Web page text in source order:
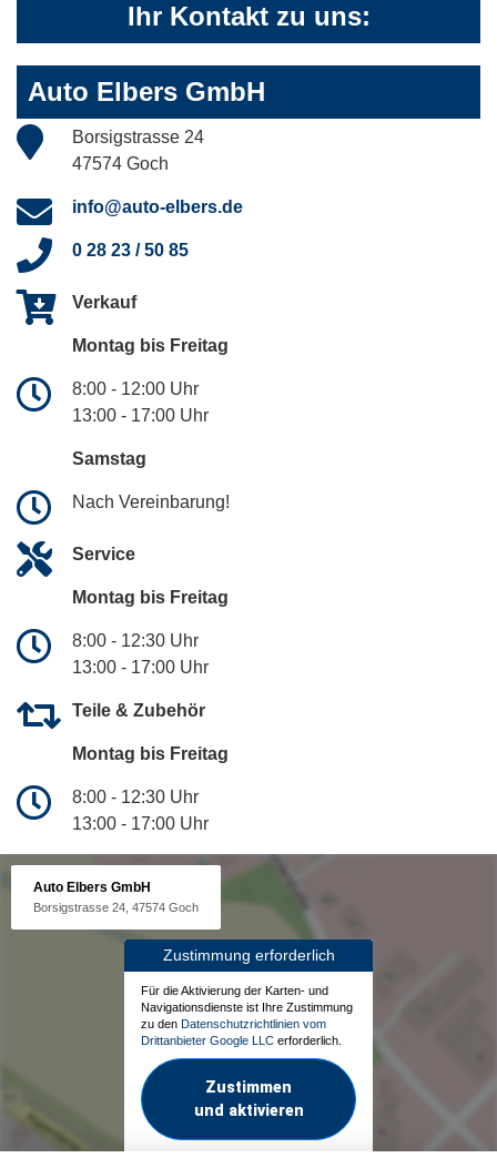
Ihr Kontakt zu uns:
Auto Elbers GmbH
Borsigstrasse 24
47574 Goch
info@auto-elbers.de
0 28 23 / 50 85
Verkauf
Montag bis Freitag
8:00 - 12:00 Uhr
13:00 - 17:00 Uhr
Samstag
Nach Vereinbarung!
Service
Montag bis Freitag
8:00 - 12:30 Uhr
13:00 - 17:00 Uhr
Teile & Zubehör
Montag bis Freitag
8:00 - 12:30 Uhr
13:00 - 17:00 Uhr
Auto Elbers GmbH
Borsigstrasse 24, 47574 Goch
Zustimmung erforderlich
Für die Aktivierung der Karten- und
Navigationsdienste ist Ihre Zustimmung
zu den Datenschutzrichtlinien vom
Drittanbieter Google LLC erforderlich.
Zustimmen
und aktivieren